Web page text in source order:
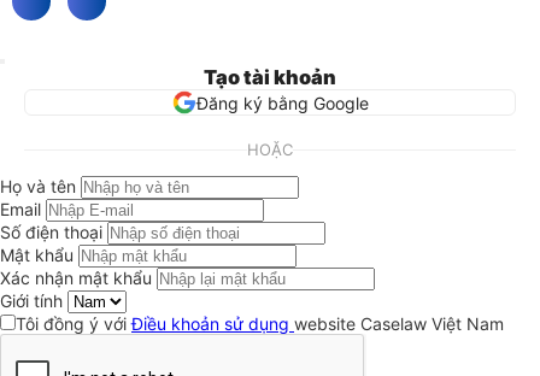
Tạo tài khoản
Đăng ký bằng Google
HOẶC
Họ và tên
Email
Số điện thoại
Mật khẩu
Xác nhận mật khẩu
Giới tính
Tôi đồng ý vớiĐiều khoản sử dụng website Caselaw Việt Nam